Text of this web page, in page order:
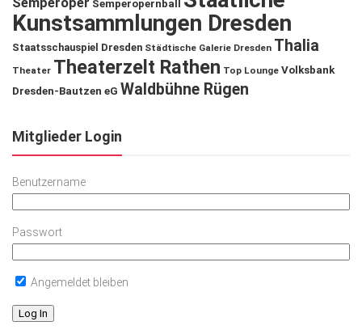
Semperoper Semperopernball
Kunstsammlungen Dresden
Staatsschauspiel Dresden Städtische Galerie Dresden Thalia
Theater Theaterzelt Rathen Top Lounge Volksbank
Dresden-Bautzen eG Waldbühne Rügen
Mitglieder Login
Benutzername
Passwort
Angemeldet bleiben